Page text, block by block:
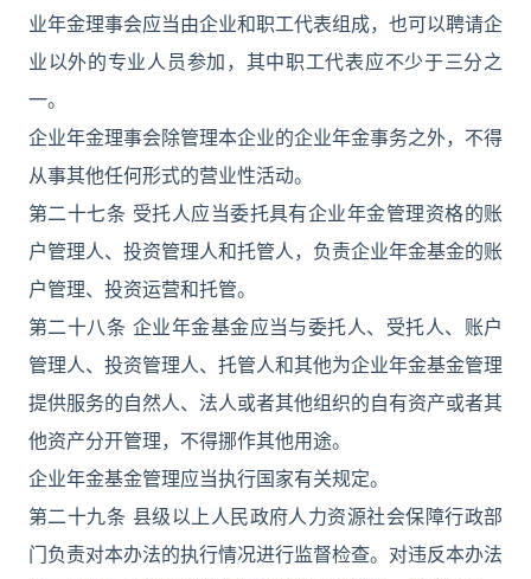
业年金理事会应当由企业和职工代表组成，也可以聘请企
业以外的专业人员参加，其中职工代表应不少于三分之
一。
企业年金理事会除管理本企业的企业年金事务之外，不得
从事其他任何形式的营业性活动。
第二十七条 受托人应当委托具有企业年金管理资格的账
户管理人、投资管理人和托管人，负责企业年金基金的账
户管理、投资运营和托管。
第二十八条 企业年金基金应当与委托人、受托人、账户
管理人、投资管理人、托管人和其他为企业年金基金管理
提供服务的自然人、法人或者其他组织的自有资产或者其
他资产分开管理，不得挪作其他用途。
企业年金基金管理应当执行国家有关规定。
第二十九条 县级以上人民政府人力资源社会保障行政部
门负责对本办法的执行情况进行监督检查。对违反本办法